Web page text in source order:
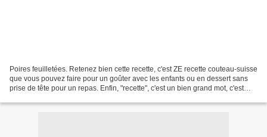
Poires feuilletées. Retenez bien cette recette, c'est ZE recette couteau-suisse
que vous pouvez faire pour un goûter avec les enfants ou en dessert sans
prise de tête pour un repas. Enfin, "recette", c'est un bien grand mot, c'est